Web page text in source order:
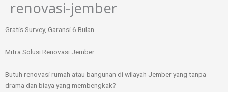
Lewati
konten
renovasi-jember
Gratis Survey, Garansi 6 Bulan
Mitra Solusi Renovasi Jember
Butuh renovasi rumah atau bangunan di wilayah Jember yang tanpa
drama dan biaya yang membengkak?